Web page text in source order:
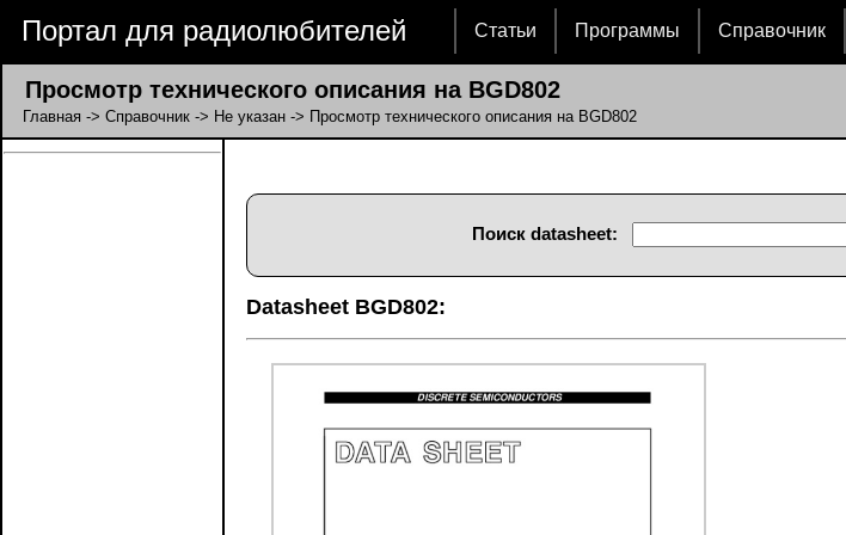
Портал для радиолюбителей Статьи Программы Справочник
Просмотр технического описания на BGD802
Главная -> Справочник -> Не указан -> Просмотр технического описания на BGD802
Поиск datasheet:
Datasheet BGD802: